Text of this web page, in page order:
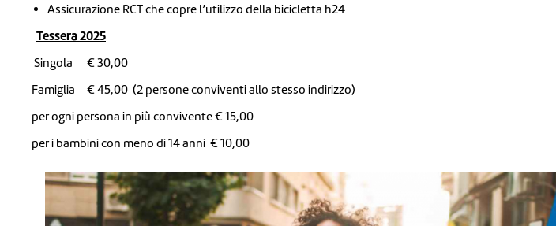
Assicurazione RCT che copre l’utilizzo della bicicletta h24
Tessera 2025
Singola € 30,00
Famiglia € 45,00 (2 persone conviventi allo stesso indirizzo)
per ogni persona in più convivente € 15,00
per i bambini con meno di 14 anni € 10,00